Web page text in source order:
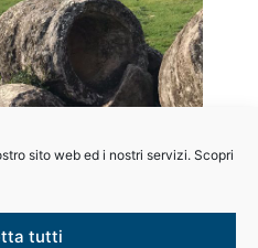
sito web ed i nostri servizi. Scopri
tutti
riuscì ad inabissare
all’epoca, la